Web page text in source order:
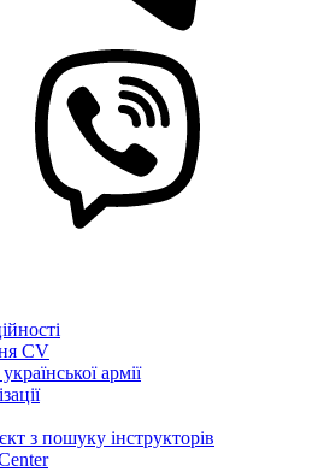
CV
армії
з пошуку інструкторів